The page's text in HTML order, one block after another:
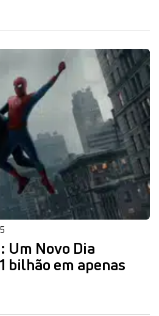
Um Novo Dia
bilhão em apenas